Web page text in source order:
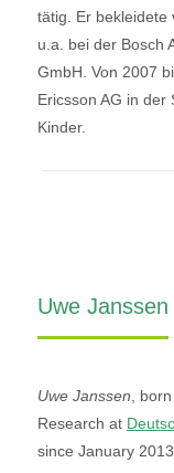
tätig. Er bekleidete
u.a. bei der Bosch
GmbH. Von 2007
Ericsson AG in der
Kinder.
Uwe Janssen
Uwe Janssen ,
Research at
since January